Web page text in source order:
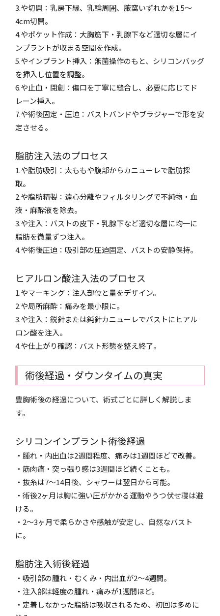
3.や切開：乳房下縁、乳輪周囲、腋窩いずれかを1.5〜
4cm切開。
4.やポケット作成：大胸筋下・乳腺下など適切な層にイ
ンプラントが収まる空間を作成。
5.やインプラント挿入：無菌操作のもと、シリコンバッグ
を挿入し位置を調整。
6.や止血・閉創：傷口を丁寧に縫合し、必要に応じてド
レーン挿入。
7.や術後固定・圧迫：バストバンドやブラジャーで形を安
定させる。
脂肪注入法のプロセス
1.や脂肪吸引：太ももや腹部からカニューレで脂肪採
取。
2.や脂肪精製：遠心分離やフィルタリングで不純物・血
液・麻酔液を除去。
3.や注入：バストの皮下・乳腺下など適切な層に均一に
脂肪を微量ずつ注入。
4.や術後圧迫：吸引部の圧迫固定、バストの安静保持。
ヒアルロン酸注入法のプロセス
1.やマーキング：注入部位と量をデザイン。
2.や局所麻酔：痛みを最小限に。
3.や注入：鋭針または鈍針カニューレでバストにヒアル
ロン酸を注入。
4.や仕上がり確認：バスト形態を整え終了。
術後経過・ダウンタイムの真実
豊胸術後の経過について、術式ごとに詳しく解説しま
す。
シリコンインプラント術後経過
・腫れ・内出血は2週間程度、痛みは1週間ほどで改善。
・筋肉痛・突っ張り感は3週間ほど続くことも。
・抜糸は7〜14日後、シャワーは翌日から可能。
・術後2ヶ月は胸に強い圧がかかる運動やうつ伏せ寝は避
ける。
・2〜3ヶ月で柔らかさや感触が安定し、自然なバスト
に。
脂肪注入術後経過
・吸引部の腫れ・むくみ・内出血が2〜4週間。
・注入部は軽度の腫れ・痛みが1週間ほど。
・定着しなかった脂肪は吸収されるため、初回は多めに